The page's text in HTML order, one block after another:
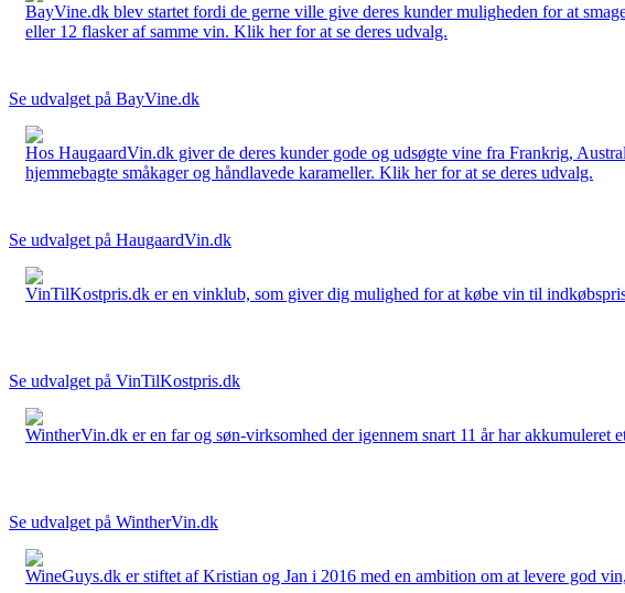
BayVine.dk blev startet fordi de gerne ville give deres kunder muligheden for at
eller 12 flasker af samme vin. Klik her for at se deres udvalg.
Se udvalget på BayVine.dk
Hos HaugaardVin.dk giver de deres kunder gode og udsøgte vine fra Frankrig,
hjemmebagte småkager og håndlavede karameller. Klik her for at se deres udvalg.
Se udvalget på HaugaardVin.dk
VinTilKostpris.dk er en vinklub, som giver dig mulighed for at købe vin til
Se udvalget på VinTilKostpris.dk
WintherVin.dk er en far og søn-virksomhed der igennem snart 11 år har
Se udvalget på WintherVin.dk
WineGuys.dk er stiftet af Kristian og Jan i 2016 med en ambition om at levere god